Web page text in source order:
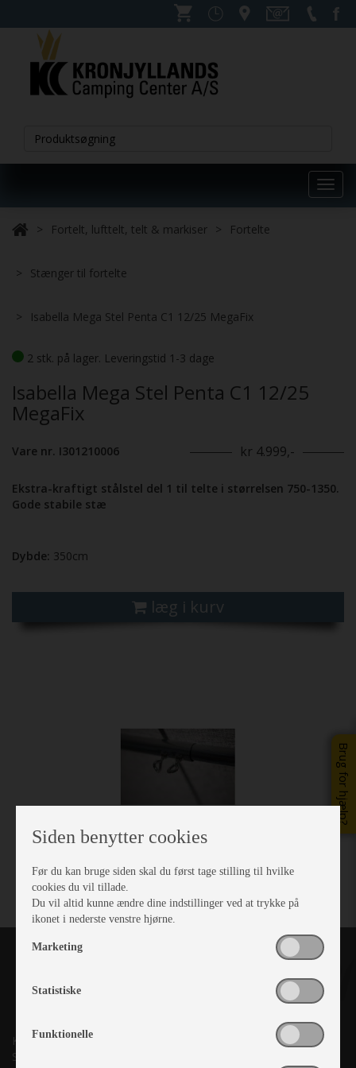
Brug for hjælp?
Fortelt, lufttelt, telt & markiser Fortelte
Stænger til fortelte
Isabella Mega Stel Penta C1 12/25 MegaFix
2 stk. på lager. Leveringstid 1-3 dage
Isabella Mega Stel Penta C1 12/25
MegaFix
Vare nr. I301210006 kr 4.999,-
Ekstra-kraftigt stålstel del 1 til telte i størrelsen 750-1350.
Gode stabile stæ
Dybde: 350cm
læg i kurv
Kronjyllands Camping Center A/S
Suderholmen 10, 8960 Randers SØ
Siden benytter cookies
Før du kan bruge siden skal du først tage stilling til hvilke
cookies du vil tillade.
Du vil altid kunne ændre dine indstillinger ved at trykke på
ikonet i nederste venstre hjørne.
Marketing
Statistiske
Funktionelle